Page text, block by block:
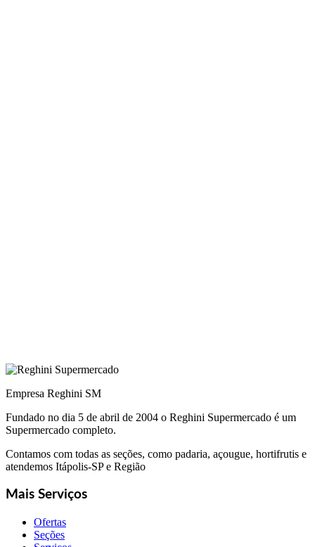
Empresa Reghini SM
Fundado no dia 5 de abril de 2004 o Reghini Supermercado é um
Supermercado completo.
Contamos com todas as seções, como padaria, açougue, hortifrutis e
atendemos Itápolis-SP e Região
Mais Serviços
Ofertas
Seções